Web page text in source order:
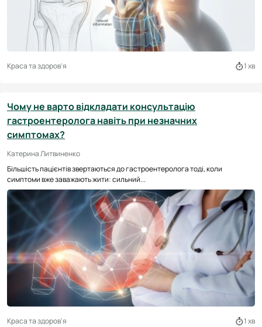
Краса та здоров'я 1 хв
Чому не варто відкладати консультацію
гастроентеролога навіть при незначних
симптомах?
Катерина Литвиненко
Більшість пацієнтів звертаються до гастроентеролога тоді, коли
симптоми вже заважають жити: сильний...
Краса та здоров'я 1 хв